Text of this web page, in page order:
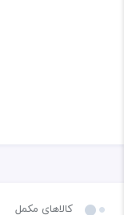
کالاهای مکمل